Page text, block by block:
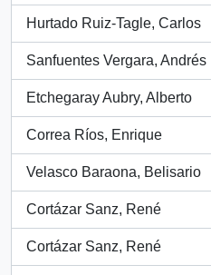
Hurtado Ruiz-Tagle, Carlos
, 6 resultados
Sanfuentes Vergara, Andrés
, 6 resultados
Etchegaray Aubry, Alberto
, 6 resultados
Correa Ríos, Enrique
, 5 resultados
Velasco Baraona, Belisario
, 5 resultados
Cortázar Sanz, René
, 4 resultados
Cortázar Sanz, René
, 4 resultados